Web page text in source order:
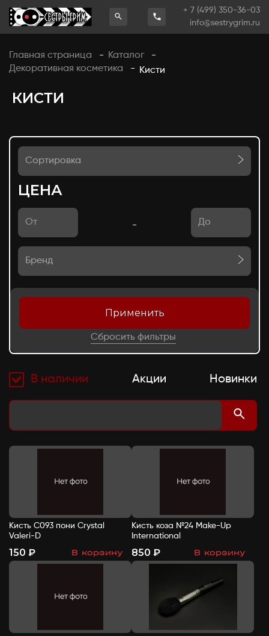
+ 7 (499) 350-36-03
info@sestrygrim.ru
Главная страница - Каталог
-
Декоративная косметика
- Кисти
КИСТИ
Сортировка
ЦЕНА
-
Бренд
Применить
Сбросить фильтры
В наличии Акции Новинки
Кисть C093 пони Crystal
Valeri-D
150 ₽ В корзину
- +
Кисть коза №24 Make-Up
International
850 ₽ В корзину
- +